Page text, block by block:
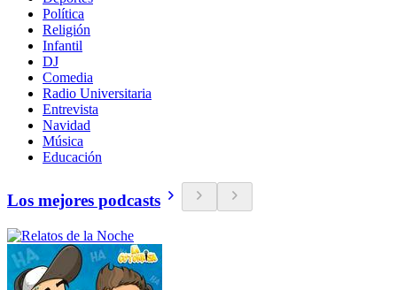
Política
Religión
Infantil
DJ
Comedia
Radio Universitaria
Entrevista
Navidad
Música
Educación
Los mejores podcasts